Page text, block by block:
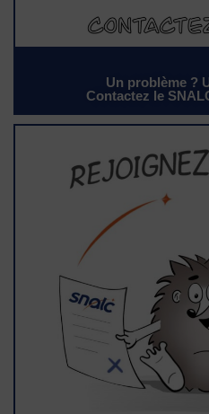
Un problème ?
Contactez le